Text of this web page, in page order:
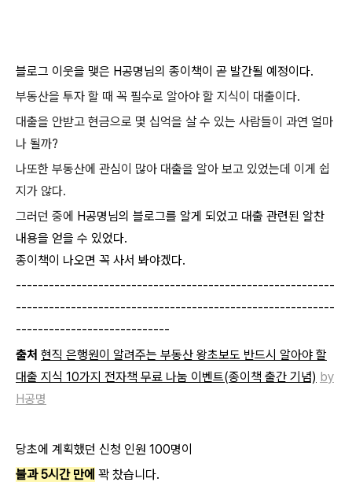
블로그 이웃을 맺은 H공명님의 종이책이 곧 발간될 예정이다.
부동산을 투자 할 때 꼭 필수로 알아야 할 지식이 대출이다.
대출을 안받고 현금으로 몇 십억을 살 수 있는 사람들이 과연 얼마
나 될까?
나또한 부동산에 관심이 많아 대출을 알아 보고 있었는데 이게 쉽
지가 않다.
그러던 중에 H공명님의 블로그를 알게 되었고 대출 관련된 알찬
내용을 얻을 수 있었다.
종이책이 나오면 꼭 사서 봐야겠다.
----------------------------------------------------------
----------------------------------------------------------
----------------------------
출처 현직 은행원이 알려주는 부동산 왕초보도 반드시 알아야 할
대출 지식 10가지 전자책 무료 나눔 이벤트(종이책 출간 기념) by
H공명
당초에 계획했던 신청 인원 100명이
불과 5시간 만에 꽉 찼습니다.